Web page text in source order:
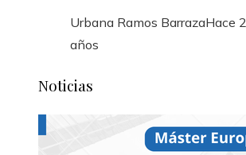
Urbana Ramos BarrazaHace 2
años
Noticias